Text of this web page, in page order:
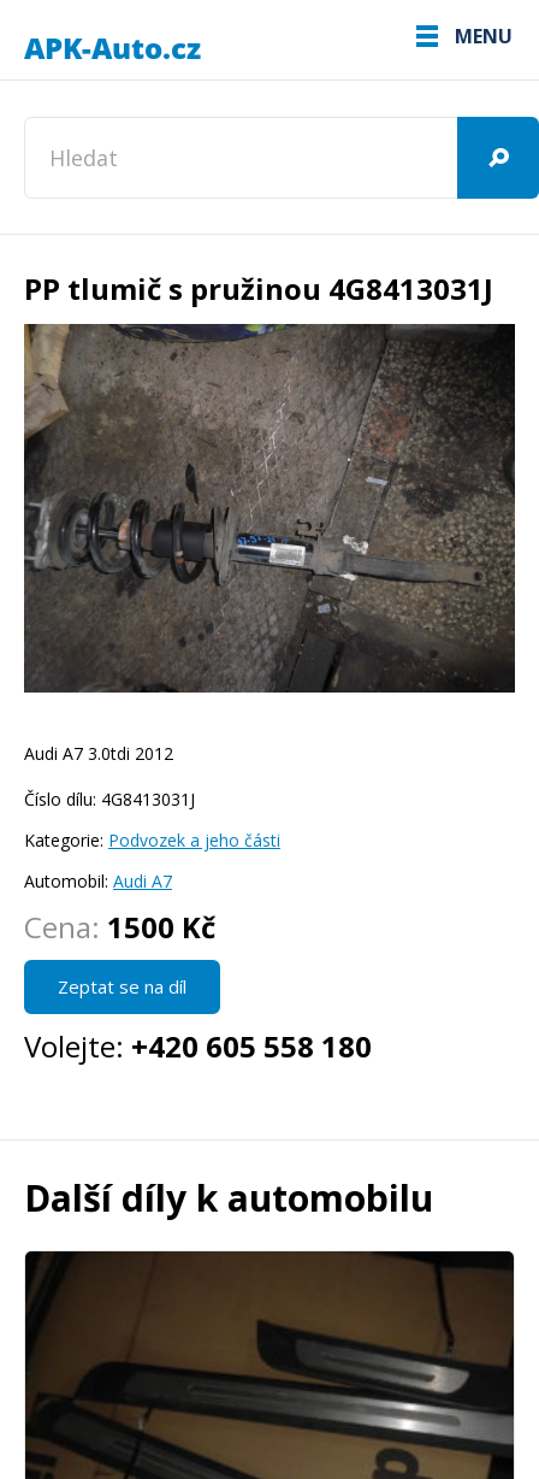
MENU
PP tlumič s pružinou 4G8413031J
Audi A7 3.0tdi 2012
Číslo dílu: 4G8413031J
Kategorie: Podvozek a jeho části
Automobil: Audi A7
Cena: 1500 Kč
Zeptat se na díl
Volejte: +420 605 558 180
Další díly k automobilu